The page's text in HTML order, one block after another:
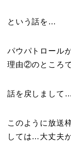
という話を…
パウパトロール
理由②のところ
話を戻しまして…
このように放送
しては…大丈夫